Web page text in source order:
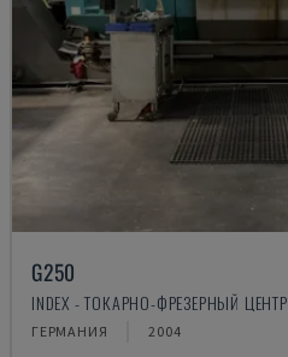
G250
INDEX - ТОКАРНО-ФРЕЗЕРНЫЙ ЦЕНТР
ГЕРМАНИЯ 2004